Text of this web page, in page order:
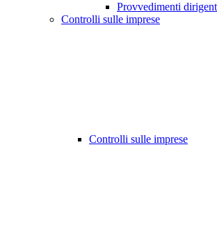
Provvedimenti
Controlli sulle imprese
Controlli sulle imprese